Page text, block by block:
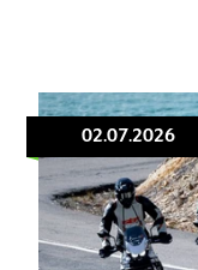
02.07.2026